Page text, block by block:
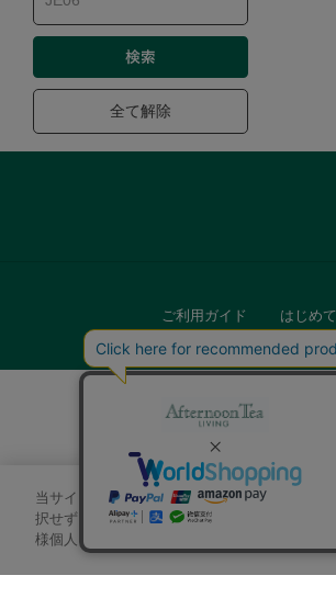
ヴィンテージ
全て解除
ご利用ガイド はじめ
当サイトでは、サイトの利便性向上のために
択せずにページを移動した場合、クッキーの
様個人を特定できる情報」は一切含まれてお